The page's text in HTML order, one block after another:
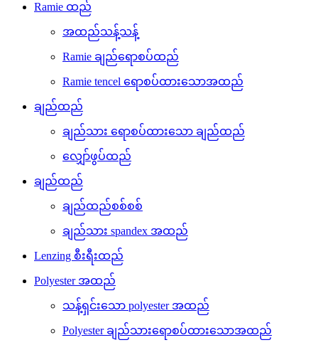
Ramie ထည်
အထည်သန့်သန့်
Ramie ချည်ရောစပ်ထည်
Ramie tencel ရောစပ်ထားသောအထည်
ချည်ထည်
ချည်သား ရောစပ်ထားသော ချည်ထည်
လျှော်ဖွပ်ထည်
ချည်ထည်
ချည်ထည်စစ်စစ်
ချည်သား spandex အထည်
Lenzing စီးရီးထည်
Polyester အထည်
သန့်ရှင်းသော polyester အထည်
Polyester ချည်သားရောစပ်ထားသောအထည်